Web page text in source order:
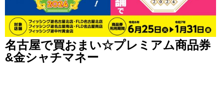
名古屋で買おまい☆プレミアム商品券
&金シャチマネー